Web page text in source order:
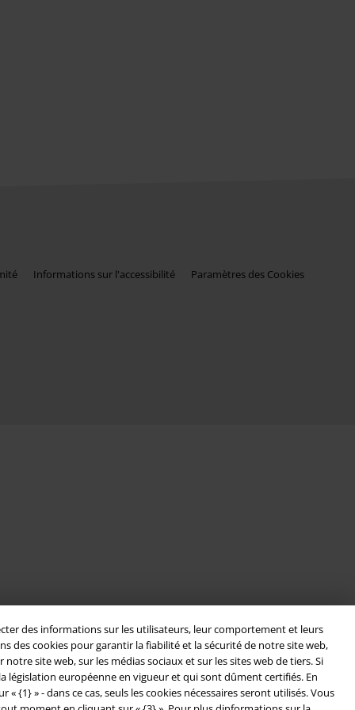
des informations sur les utilisateurs, leur comportement et leurs
des cookies pour garantir la fiabilité et la sécurité de notre site web,
site web, sur les médias sociaux et sur les sites web de tiers. Si
législation européenne en vigueur et qui sont dûment certifiés. En
{1} » - dans ce cas, seuls les cookies nécessaires seront utilisés. Vous
Informations sur l'accessibilité Paramètres des Cookies